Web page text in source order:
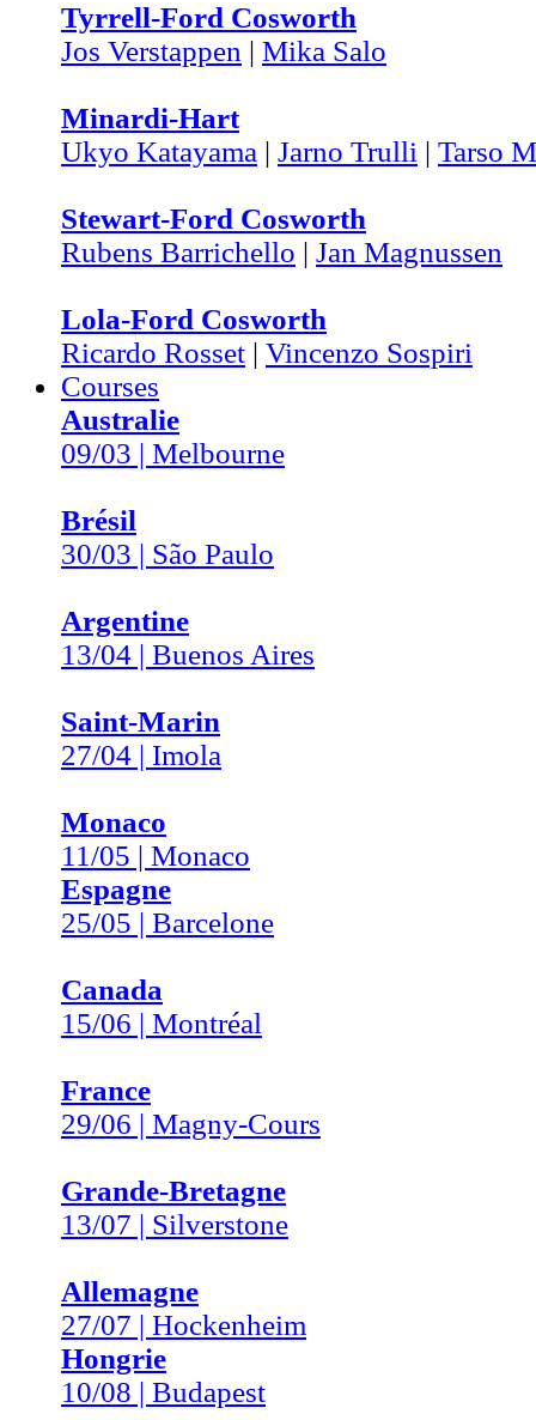
Tyrrell-Ford Cosworth
Jos Verstappen | Mika Salo
Minardi-Hart
Ukyo Katayama | Jarno Trulli | Tarso
Stewart-Ford Cosworth
Rubens Barrichello | Jan Magnussen
Lola-Ford Cosworth
Ricardo Rosset | Vincenzo Sospiri
Courses
Australie
09/03 | Melbourne
Brésil
30/03 | São Paulo
Argentine
13/04 | Buenos Aires
Saint-Marin
27/04 | Imola
Monaco
11/05 | Monaco
Espagne
25/05 | Barcelone
Canada
15/06 | Montréal
France
29/06 | Magny-Cours
Grande-Bretagne
13/07 | Silverstone
Allemagne
27/07 | Hockenheim
Hongrie
10/08 | Budapest